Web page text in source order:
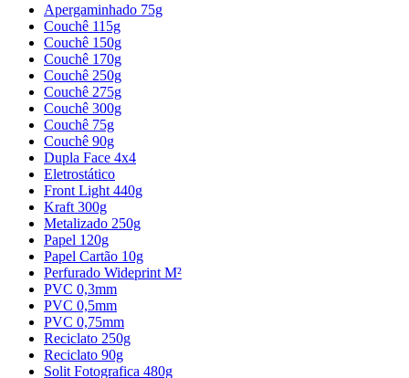
Apergaminhado 75g
Couchê 115g
Couchê 150g
Couchê 170g
Couchê 250g
Couchê 275g
Couchê 300g
Couchê 75g
Couchê 90g
Dupla Face 4x4
Eletrostático
Front Light 440g
Kraft 300g
Metalizado 250g
Papel 120g
Papel Cartão 10g
Perfurado Wideprint M²
PVC 0,3mm
PVC 0,5mm
PVC 0,75mm
Reciclato 250g
Reciclato 90g
Solit Fotografica 480g